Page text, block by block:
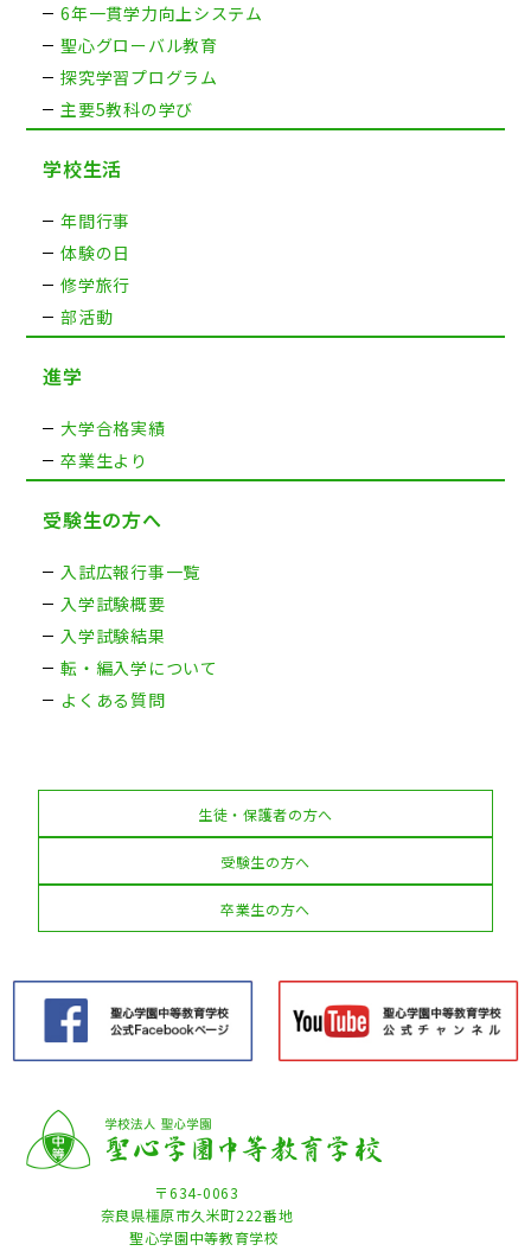
6年一貫学力向上システム
聖心グローバル教育
探究学習プログラム
主要5教科の学び
学校生活
年間行事
体験の日
修学旅行
部活動
進学
大学合格実績
卒業生より
受験生の方へ
入試広報行事一覧
入学試験概要
入学試験結果
転・編入学について
よくある質問
生徒・保護者の方へ
受験生の方へ
卒業生の方へ
〒634-0063
奈良県橿原市久米町222番地
聖心学園中等教育学校